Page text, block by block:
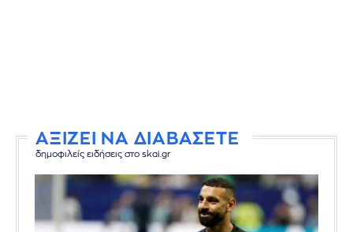
ΑΞΙΖΕΙ ΝΑ ΔΙΑΒΑΣΕΤΕ
δημοφιλείς ειδήσεις στο skai.gr